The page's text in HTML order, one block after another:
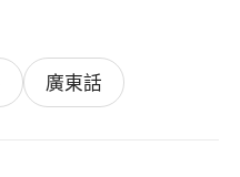
廣東話